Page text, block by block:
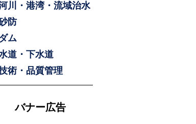
川・港湾・流域治水
防
ム
道・下水道
術・品質管理
バナー広告